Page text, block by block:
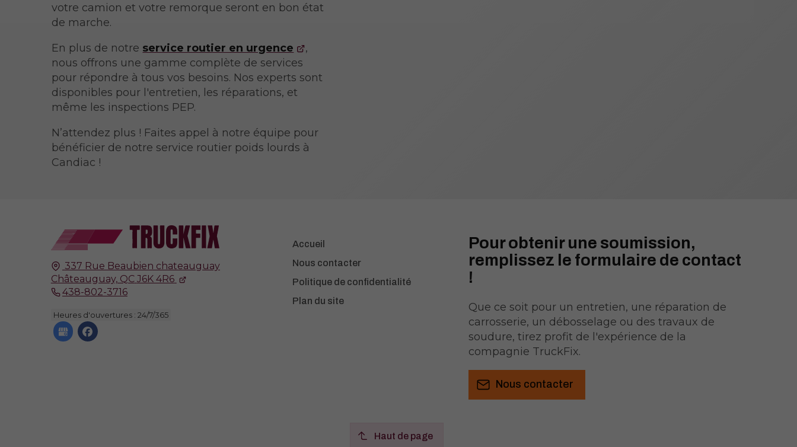
votre camion et votre remorque seront en bon état
de marche.
En plus de notre service routier en urgence
,
nous offrons une gamme complète de services
pour répondre à tous vos besoins. Nos experts sont
disponibles pour l'entretien, les réparations, et
même les inspections PEP.
N’attendez plus ! Faites appel à notre équipe pour
bénéficier de notre service routier poids lourds à
Candiac !
337 Rue Beaubien chateauguay
Châteauguay, QC J6K 4R6
438-802-3716
Heures d'ouvertures : 24/7/365
Accueil
Nous contacter
Politique de confidentialité
Plan du site
Pour obtenir une soumission,
remplissez le formulaire de contact
!
Que ce soit pour un entretien, une réparation de
carrosserie, un débosselage ou des travaux de
soudure, tirez profit de l'expérience de la
compagnie TruckFix.
Nous contacter
Haut de page